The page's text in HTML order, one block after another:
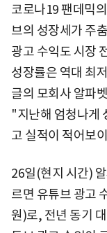
코로나19 팬데믹
브의 성장세가 주
광고 수익도 시장
성장률은 역대 최
글의 모회사 알파
"지난해 엄청나게
고 실적이 적어보
26일(현지 시간)
르면 유튜브 광고
원)로, 전년 동기